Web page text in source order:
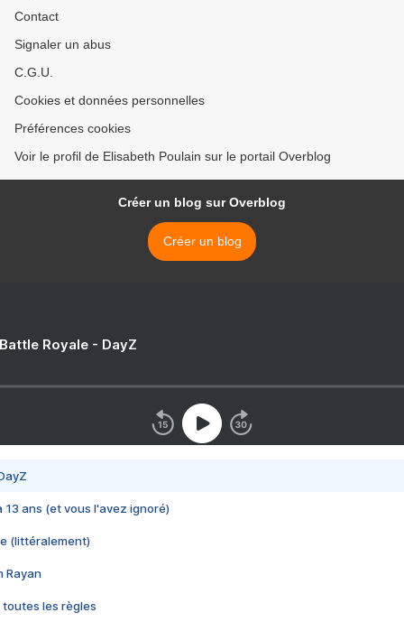
Contact
Signaler un abus
C.G.U.
Cookies et données personnelles
Préférences cookies
Voir le profil de Elisabeth Poulain sur le portail Overblog
Créer un blog sur Overblog
Créer un blog
Royale - DayZ
13 ans (et vous l'avez ignoré)
(littéralement)
Rayan
toutes les règles